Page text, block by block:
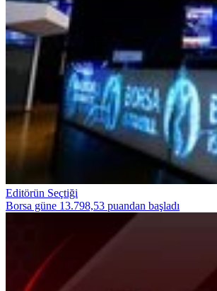
Editörün Seçtiği
Borsa güne 13.798,53 puandan başladı